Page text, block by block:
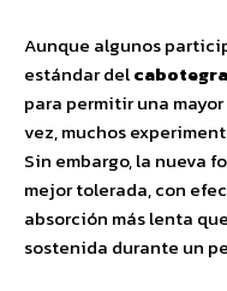
Aunque algunos
estándar del
para permitir una
vez, muchos
Sin embargo, la nueva
mejor tolerada, con
absorción más lenta
sostenida durante un